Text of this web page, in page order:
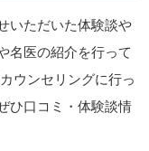
いただいた体験談や
名医の紹介を行って
ウンセリングに行っ
ひ口コミ・体験談情